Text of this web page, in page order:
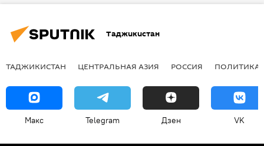
Россия
Таджикистан
ТАДЖИКИСТАН ЦЕНТРАЛЬНАЯ АЗИЯ РОССИЯ ПОЛИТИКА
Макс Telegram Дзен VK